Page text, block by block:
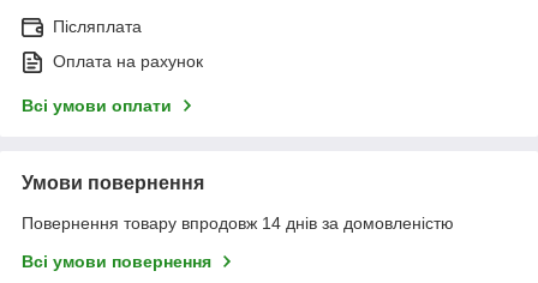
Післяплата
Оплата на рахунок
Всі умови оплати
Умови повернення
Повернення товару впродовж 14 днів за домовленістю
Всі умови повернення